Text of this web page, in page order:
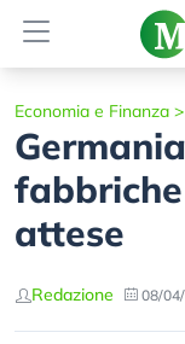
Economia e Finanza >
attese
Redazione 08/